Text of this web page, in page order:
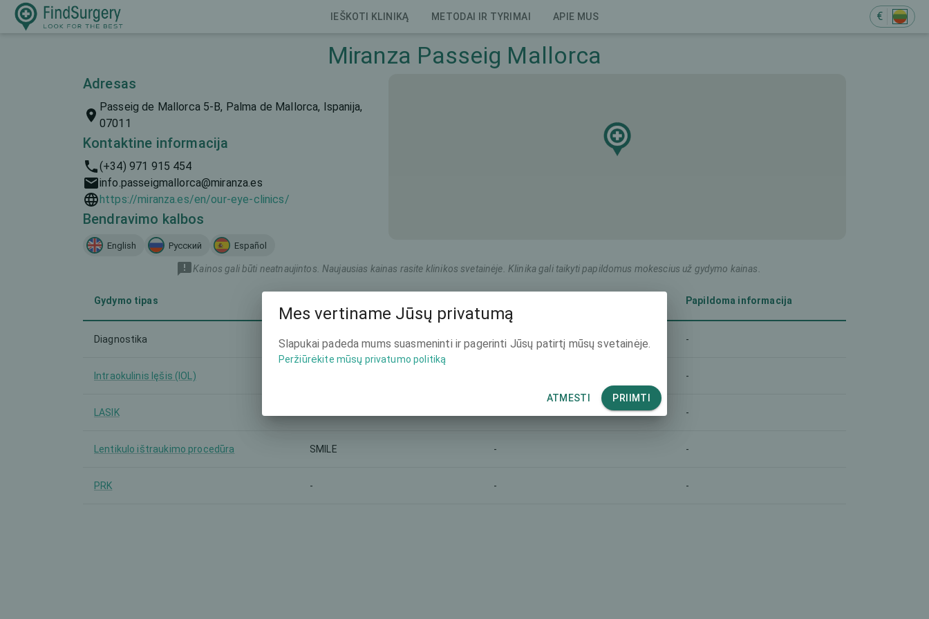
IEŠKOTI KLINIKĄ METODAI IR TYRIMAI APIE MUS €
Miranza Passeig Mallorca
Adresas
Passeig de Mallorca 5-B, Palma de Mallorca, Ispanija,
07011
Kontaktine informacija
(+34) 971 915 454
info.passeigmallorca@miranza.es
https://miranza.es/en/our-eye-clinics/
Bendravimo kalbos
English Русский Español
Kainos gali būti neatnaujintos. Naujausias kainas rasite klinikos svetainėje. Klinika gali taikyti papildomus mokescius už gydymo kainas.
Gydymo tipas Papildoma informacija
Diagnostika - - -
Intraokulinis lęšis (IOL) -
LASIK -
Lentikulo ištraukimo procedūra SMILE - -
PRK - - -
Mes vertiname Jūsų privatumą
Slapukai padeda mums suasmeninti ir pagerinti Jūsų patirtį mūsų svetainėje.
Peržiūrėkite mūsų privatumo politiką
ATMESTI PRIIMTI